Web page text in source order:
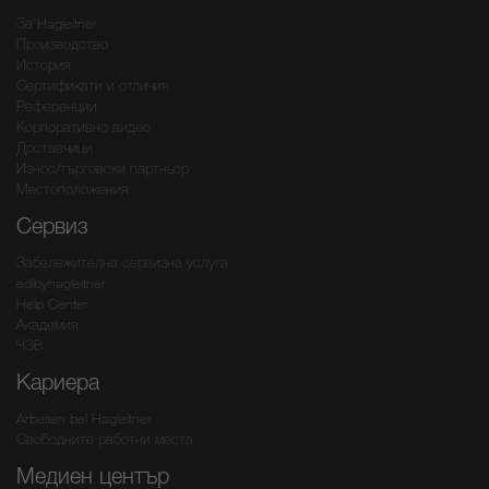
За Hagleitner
Производство
История
Сертификати и отличия
Референции
Корпоративно видео
Доставчици
Износ/търговски партньор
Местоположения
Сервиз
Забележителна сервизна услуга
edibyhagleitner
Help Center
Академия
ЧЗВ
Кариера
Arbeiten bei Hagleitner
Свободните работни места
Медиен център